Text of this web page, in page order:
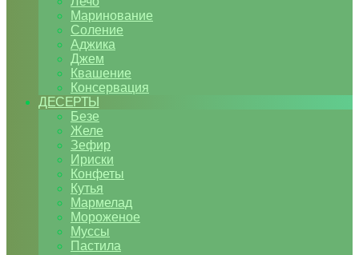
Маринование
Соление
Аджика
Джем
Квашение
Консервация
ДЕСЕРТЫ
Безе
Желе
Зефир
Ириски
Конфеты
Кутья
Мармелад
Мороженое
Муссы
Пастила